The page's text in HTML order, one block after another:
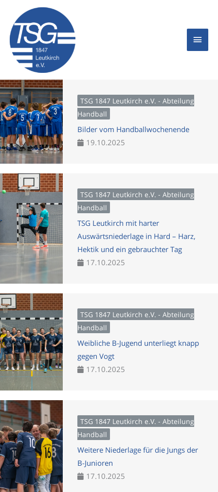
Inhalt
springen
TSG 1847 Leutkirch e.V. - Abteilung
Handball
Bilder vom Handballwochenende
19.10.2025
TSG 1847 Leutkirch e.V. - Abteilung
Handball
TSG Leutkirch mit harter
Auswärtsniederlage in Hard – Harz,
Hektik und ein gebrauchter Tag
17.10.2025
TSG 1847 Leutkirch e.V. - Abteilung
Handball
Weibliche B-Jugend unterliegt knapp
gegen Vogt
17.10.2025
TSG 1847 Leutkirch e.V. - Abteilung
Handball
Weitere Niederlage für die Jungs der
B-Junioren
17.10.2025